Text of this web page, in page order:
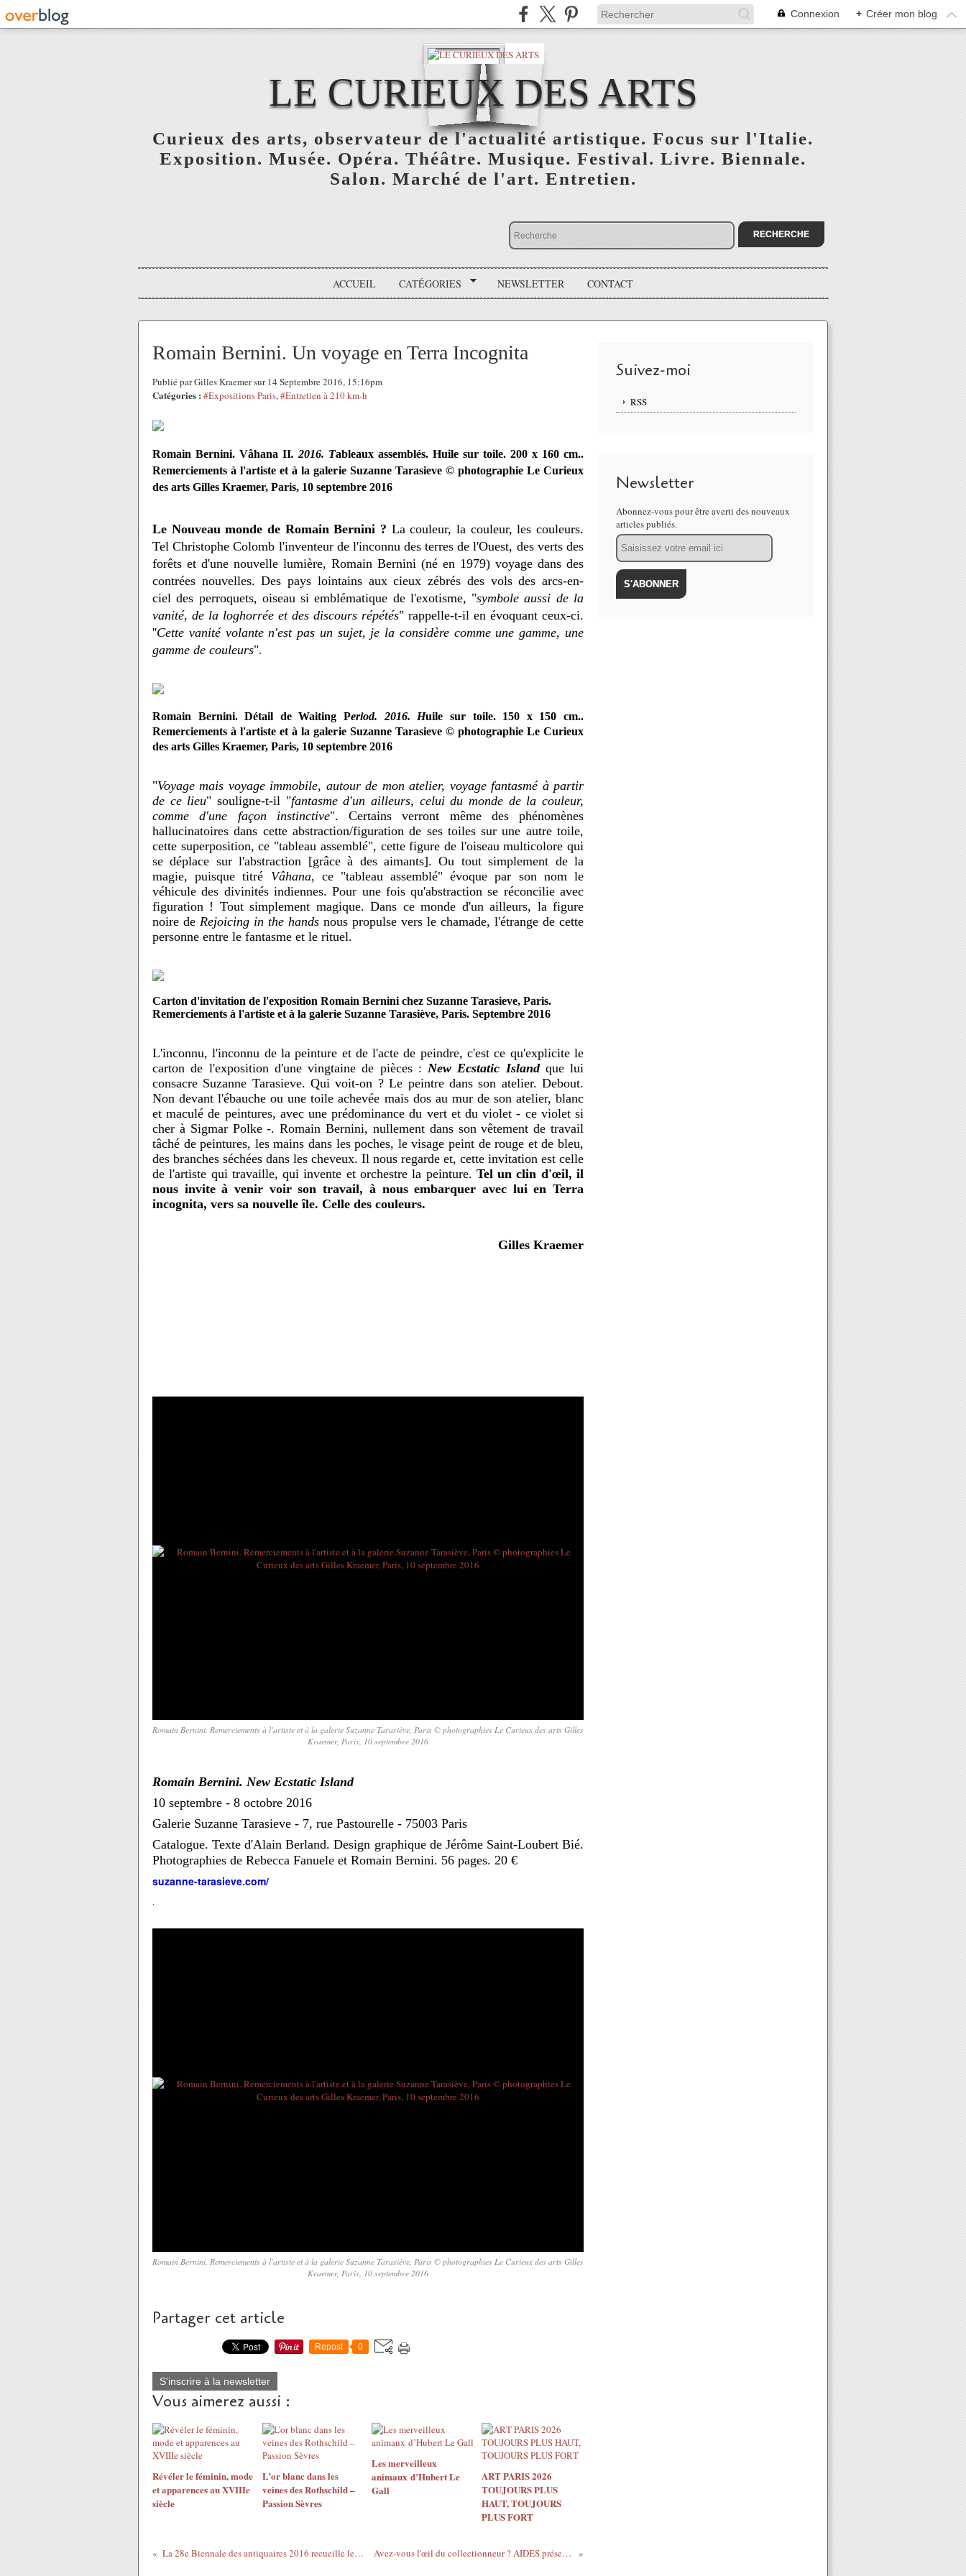
Connexion + Créer mon blog
LE CURIEUX DES ARTS
Curieux des arts, observateur de l'actualité artistique. Focus sur l'Italie.
Exposition. Musée. Opéra. Théâtre. Musique. Festival. Livre. Biennale.
Salon. Marché de l'art. Entretien.
ACCUEIL CATÉGORIES NEWSLETTER CONTACT
Romain Bernini. Un voyage en Terra Incognita
Publié par Gilles Kraemer sur 14 Septembre 2016, 15:16pm
Catégories : #Expositions Paris,#Entretien à 210 km-h
Romain Bernini. Vâhana II. 2016. Tableaux assemblés. Huile sur toile. 200 x 160 cm..
Remerciements à l'artiste et à la galerie Suzanne Tarasieve © photographie Le Curieux
des arts Gilles Kraemer, Paris, 10 septembre 2016
Le Nouveau monde de Romain Bernini ? La couleur, la couleur, les couleurs.
Tel Christophe Colomb l'inventeur de l'inconnu des terres de l'Ouest, des verts des
forêts et d'une nouvelle lumière, Romain Bernini (né en 1979) voyage dans des
contrées nouvelles. Des pays lointains aux cieux zébrés des vols des arcs-en-
ciel des perroquets, oiseau si emblématique de l'exotisme, "symbole aussi de la
vanité, de la loghorrée et des discours répétés" rappelle-t-il en évoquant ceux-ci.
''Cette vanité volante n'est pas un sujet, je la considère comme une gamme, une
gamme de couleurs".
Romain Bernini. Détail de Waiting Period. 2016. Huile sur toile. 150 x 150 cm..
Remerciements à l'artiste et à la galerie Suzanne Tarasieve © photographie Le Curieux
des arts Gilles Kraemer, Paris, 10 septembre 2016
"Voyage mais voyage immobile, autour de mon atelier, voyage fantasmé à partir
de ce lieu" souligne-t-il "fantasme d'un ailleurs, celui du monde de la couleur,
comme d'une façon instinctive". Certains verront même des phénomènes
hallucinatoires dans cette abstraction/figuration de ses toiles sur une autre toile,
cette superposition, ce "tableau assemblé", cette figure de l'oiseau multicolore qui
se déplace sur l'abstraction [grâce à des aimants]. Ou tout simplement de la
magie, puisque titré Vâhana, ce "tableau assemblé" évoque par son nom le
véhicule des divinités indiennes. Pour une fois qu'abstraction se réconcilie avec
figuration ! Tout simplement magique. Dans ce monde d'un ailleurs, la figure
noire de Rejoicing in the hands nous propulse vers le chamade, l'étrange de cette
personne entre le fantasme et le rituel.
Carton d'invitation de l'exposition Romain Bernini chez Suzanne Tarasieve, Paris.
Remerciements à l'artiste et à la galerie Suzanne Tarasiève, Paris. Septembre 2016
L'inconnu, l'inconnu de la peinture et de l'acte de peindre, c'est ce qu'explicite le
carton de l'exposition d'une vingtaine de pièces : New Ecstatic Island que lui
consacre Suzanne Tarasieve. Qui voit-on ? Le peintre dans son atelier. Debout.
Non devant l'ébauche ou une toile achevée mais dos au mur de son atelier, blanc
et maculé de peintures, avec une prédominance du vert et du violet - ce violet si
cher à Sigmar Polke -. Romain Bernini, nullement dans son vêtement de travail
tâché de peintures, les mains dans les poches, le visage peint de rouge et de bleu,
des branches séchées dans les cheveux. Il nous regarde et, cette invitation est celle
de l'artiste qui travaille, qui invente et orchestre la peinture. Tel un clin d'œil, il
nous invite à venir voir son travail, à nous embarquer avec lui en Terra
incognita, vers sa nouvelle île. Celle des couleurs.
Gilles Kraemer
Romain Bernini. Remerciements à l'artiste et à la galerie Suzanne Tarasiève, Paris © photographies Le Curieux des arts Gilles
Kraemer, Paris, 10 septembre 2016
Romain Bernini. New Ecstatic Island
10 septembre - 8 octobre 2016
Galerie Suzanne Tarasieve - 7, rue Pastourelle - 75003 Paris
Catalogue. Texte d'Alain Berland. Design graphique de Jérôme Saint-Loubert Bié.
Photographies de Rebecca Fanuele et Romain Bernini. 56 pages. 20 €
suzanne-tarasieve.com/
.
Romain Bernini. Remerciements à l'artiste et à la galerie Suzanne Tarasiève, Paris © photographies Le Curieux des arts Gilles
Kraemer, Paris, 10 septembre 2016
Partager cet article
Repost 0
S'inscrire à la newsletter
Vous aimerez aussi :
​​​​​​​Révéler le féminin, mode
et apparences au XVIIIe
siècle
L’or blanc dans les
veines des Rothschild –
Passion Sèvres
Les merveilleux
animaux d’Hubert Le
Gall
ART PARIS 2026
TOUJOURS PLUS
HAUT, TOUJOURS
PLUS FORT
La 28e Biennale des antiquaires 2016 recueille les fruits de la ... réussite (III) Avez-vous l'œil du collectionneur ? AIDES présente ART PROTECTS 2016
Suivez-moi
RSS
Newsletter
Abonnez-vous pour être averti des nouveaux
articles publiés.
Email